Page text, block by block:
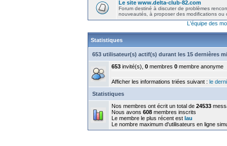
Le site www.delta-club-82.com
Forum destiné à discuter de problèmes
nouveautés, à proposer des modifications ou
L'équipe des
Statistiques
653 utilisateur(s) actif(s) durant les 15 dernières
653 invité(s), 0 membres 0 membre anonyme
Afficher les informations triées suivant : le
Statistiques
Nos membres ont écrit un total de 24533
Nous avons 608 membres inscrits
Le membre le plus récent est lau
Le nombre maximum d'utilisateurs en ligne